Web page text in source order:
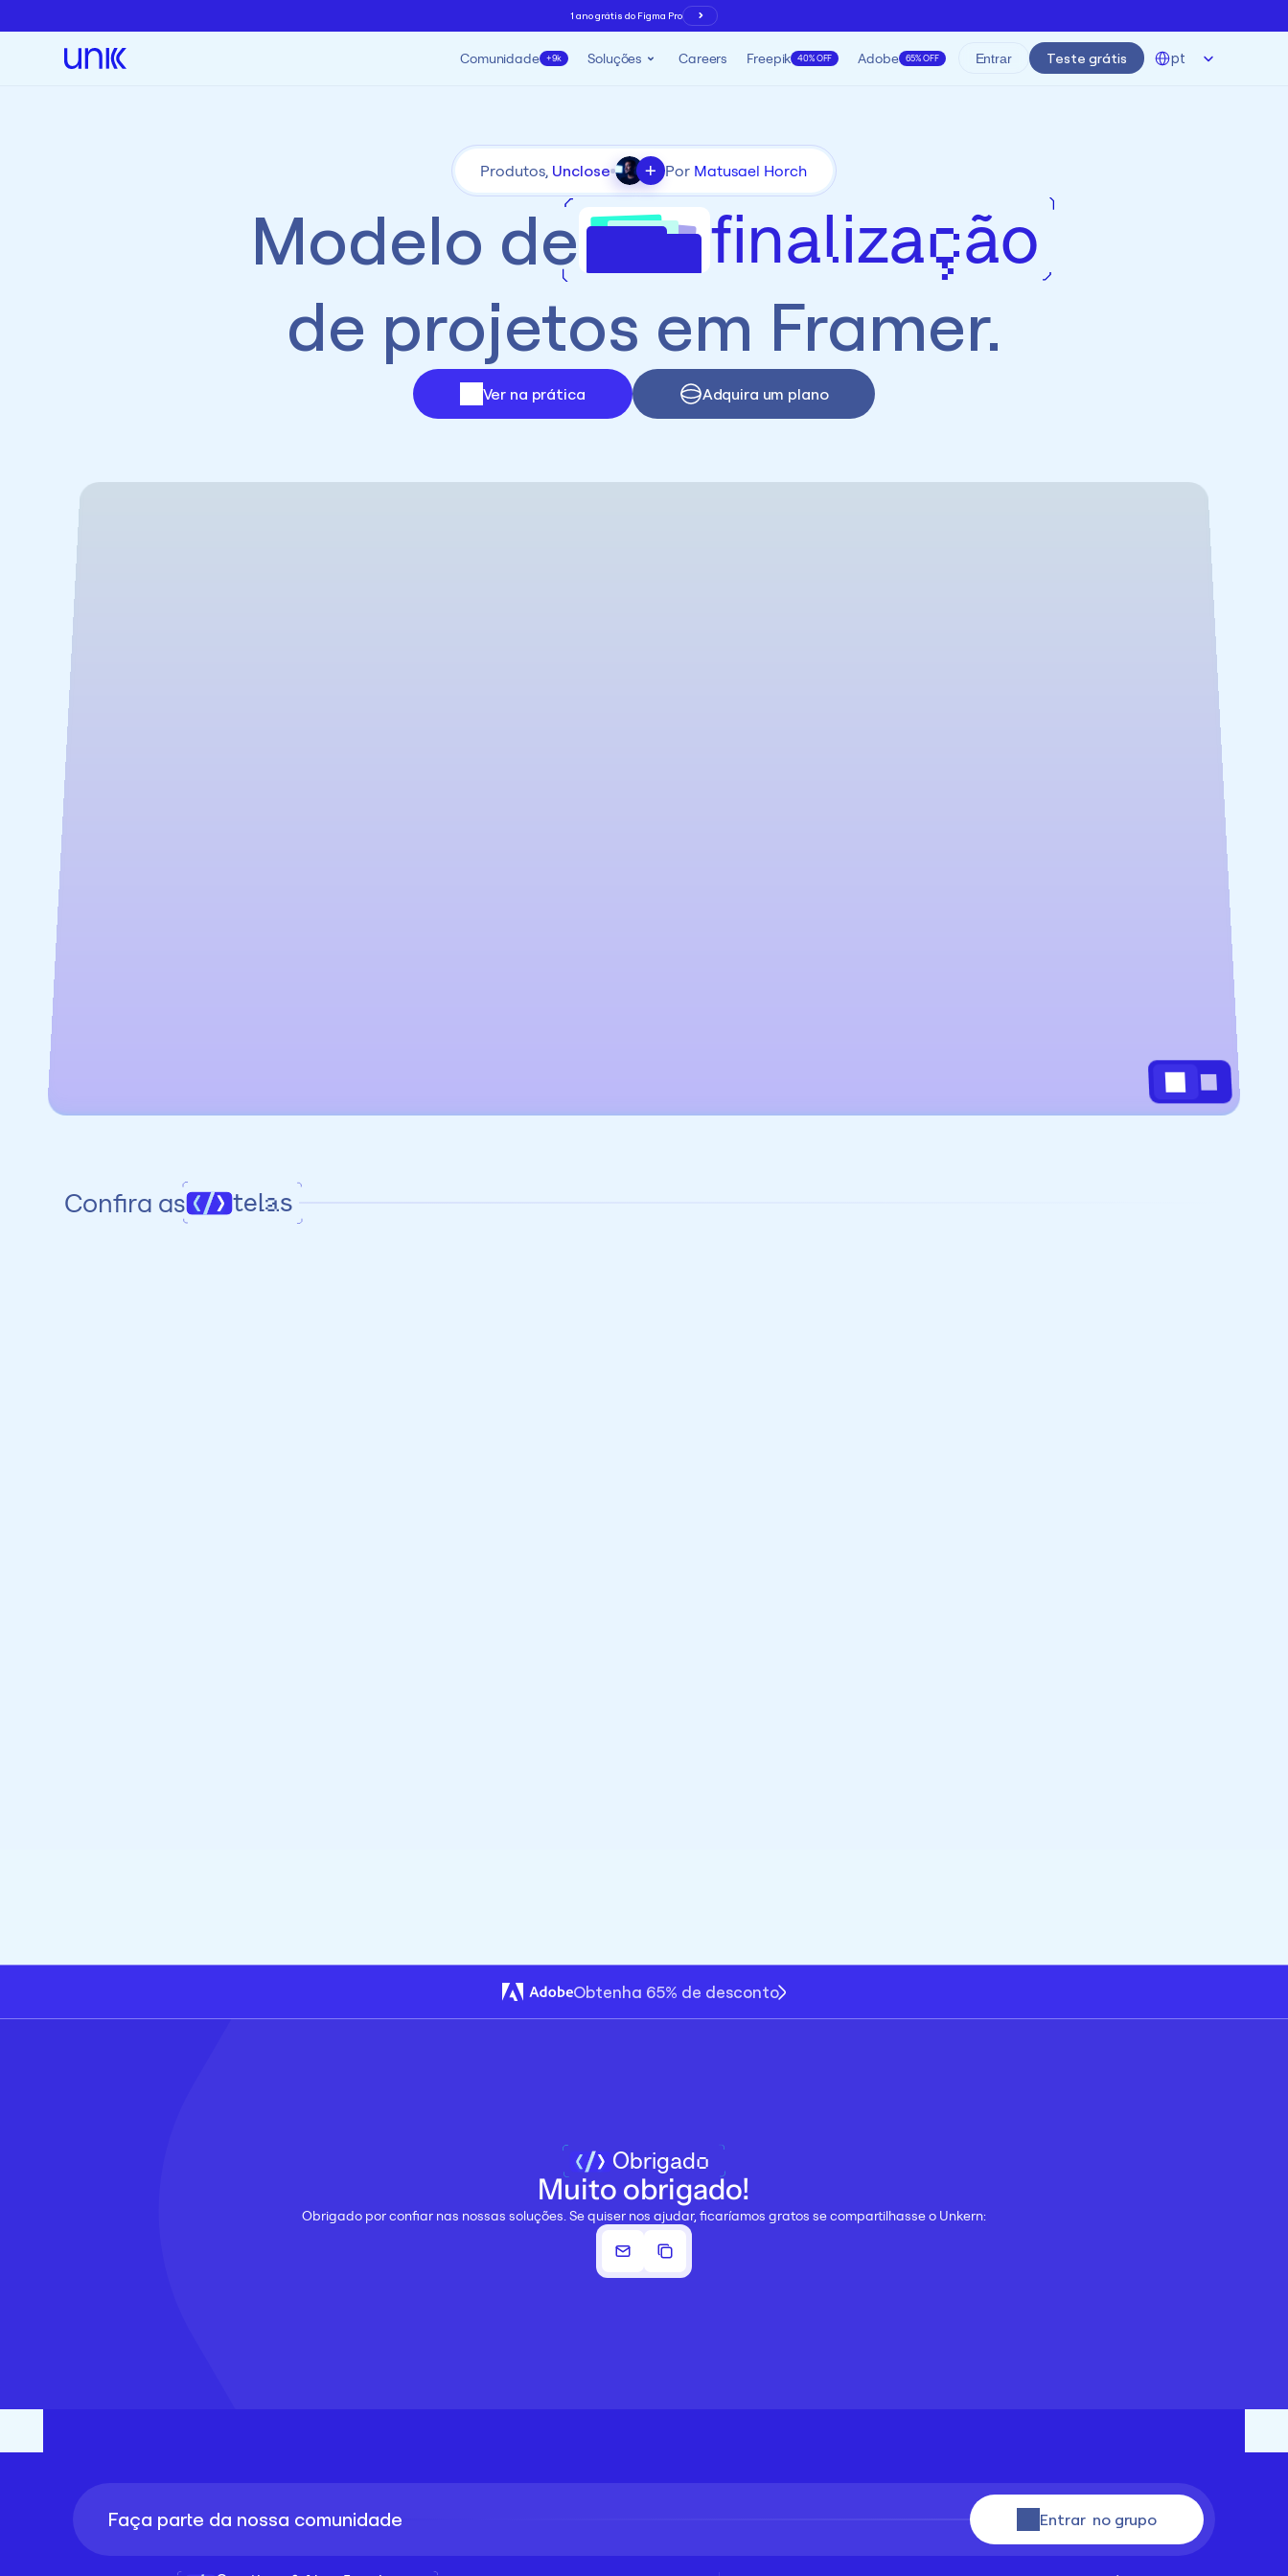
Produtos, Unclose + Por Matusael Horch
Modelo de finalização
de projetos em Framer.
Ver na prática Adquira um plano
Confira as telas
1 ano grátis do Figma Pro
Comunidade +9k Soluções Careers Freepik 40% OFF Adobe 65% OFF Entrar Teste grátis pt
Obtenha 65% de desconto
Obrigado
Muito obrigado!
Obrigado por confiar nas nossas soluções. Se quiser nos ajudar, ficaríamos gratos se compartilhasse o Unkern:
Faça parte da nossa comunidade Entrar  no grupo